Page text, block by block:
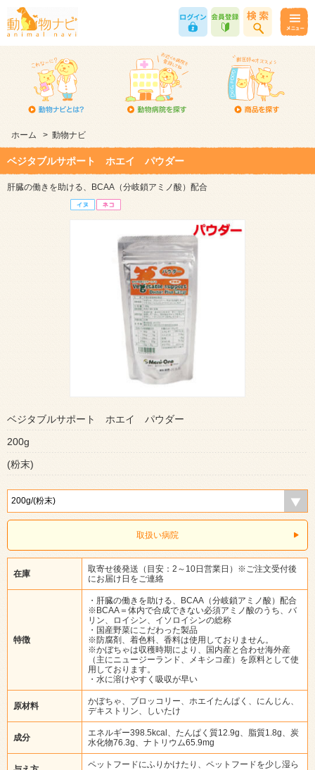
ホーム > 動物ナビ
ベジタブルサポート ホエイ パウダー
肝臓の働きを助ける、BCAA（分岐鎖アミノ酸）配合
ベジタブルサポート ホエイ パウダー
200g
(粉末)
取扱い病院
在庫
取寄せ後発送（目安：2～10日営業日）※ご注文受付後
にお届け日をご連絡
特徴
・肝臓の働きを助ける、BCAA（分岐鎖アミノ酸）配合
※BCAA＝体内で合成できない必須アミノ酸のうち、バ
リン、ロイシン、イソロイシンの総称
・国産野菜にこだわった製品
※防腐剤、着色料、香料は使用しておりません。
※かぼちゃは収穫時期により、国内産と合わせ海外産
（主にニュージーランド、メキシコ産）を原料として使
用しております。
・水に溶けやすく吸収が早い
原材料
かぼちゃ、ブロッコリー、ホエイたんぱく、にんじん、
デキストリン、しいたけ
成分
エネルギー398.5kcal、たんぱく質12.9g、脂質1.8g、炭
水化物76.3g、ナトリウム65.9mg
ペットフードにふりかけたり、ペットフードを少し湿ら